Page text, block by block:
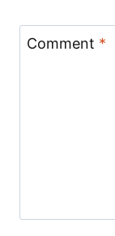
Comment *